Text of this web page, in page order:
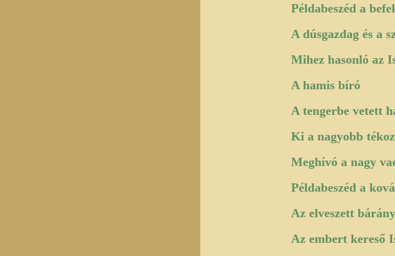
Példabeszéd a
A dúsgazdag és a
Mihez hasonló az
A hamis bíró
A tengerbe vetett
Ki a nagyobb
Meghívó a nagy
Példabeszéd a
Az elveszett
Az embert kereső